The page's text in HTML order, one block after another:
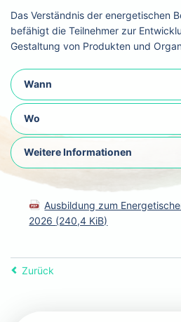
Das Verständnis der energetischen
befähigt die Teilnehmer zur
Gestaltung von Produkten und
Wann
Wo
Weitere Informationen
Ausbildung zum
2026 (240,4 KiB)
Zurück